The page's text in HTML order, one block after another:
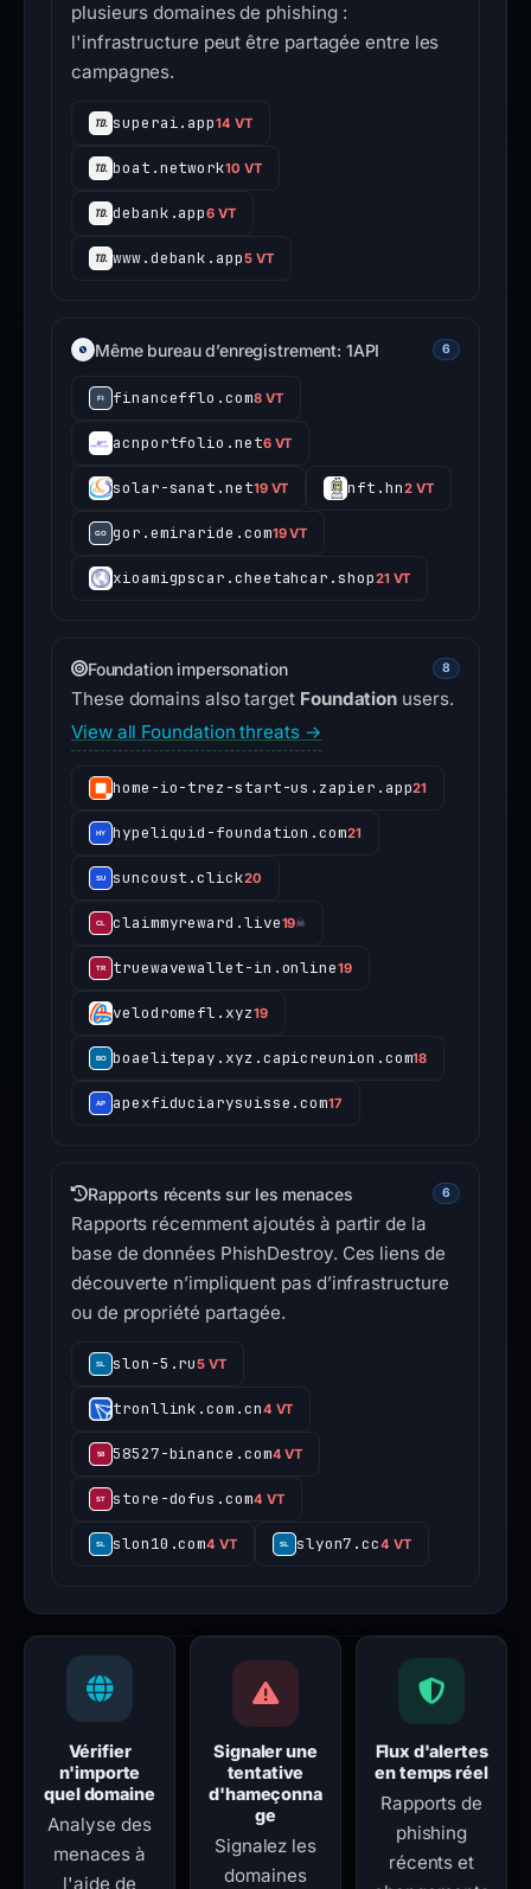
plusieurs domaines de phishing :
l'infrastructure peut être partagée entre les
campagnes.
superai.app14 VT
boat.network10 VT
debank.app6 VT
www.debank.app5 VT
Même bureau d’enregistrement: 1API 6
financefflo.com8 VT
acnportfolio.net6 VT
solar-sanat.net19 VT nft.hn2 VT
gor.emiraride.com19 VT
xioamigpscar.cheetahcar.shop21 VT
Foundation impersonation 8
These domains also target Foundation users.
View all Foundation threats →
home-io-trez-start-us.zapier.app21
hypeliquid-foundation.com21
suncoust.click20
claimmyreward.live19☠
truewavewallet-in.online19
velodromefl.xyz19
boaelitepay.xyz.capicreunion.com18
apexfiduciarysuisse.com17
Rapports récents sur les menaces 6
Rapports récemment ajoutés à partir de la
base de données PhishDestroy. Ces liens de
découverte n’impliquent pas d’infrastructure
ou de propriété partagée.
slon-5.ru5 VT
tronllink.com.cn4 VT
58527-binance.com4 VT
store-dofus.com4 VT
slon10.com4 VT slyon7.cc4 VT
Vérifier
n'importe
quel domaine
Analyse des
menaces à
l'aide de
Signaler une
tentative
d'hameçonna
ge
Signalez les
domaines
Flux d'alertes
en temps réel
Rapports de
phishing
récents et